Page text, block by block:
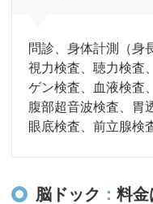
問診、身体計測（身
視力検査、聴力検査
ゲン検査、血液検査、
腹部超音波検査、胃
眼底検査、前立腺検
脳ドック 料金